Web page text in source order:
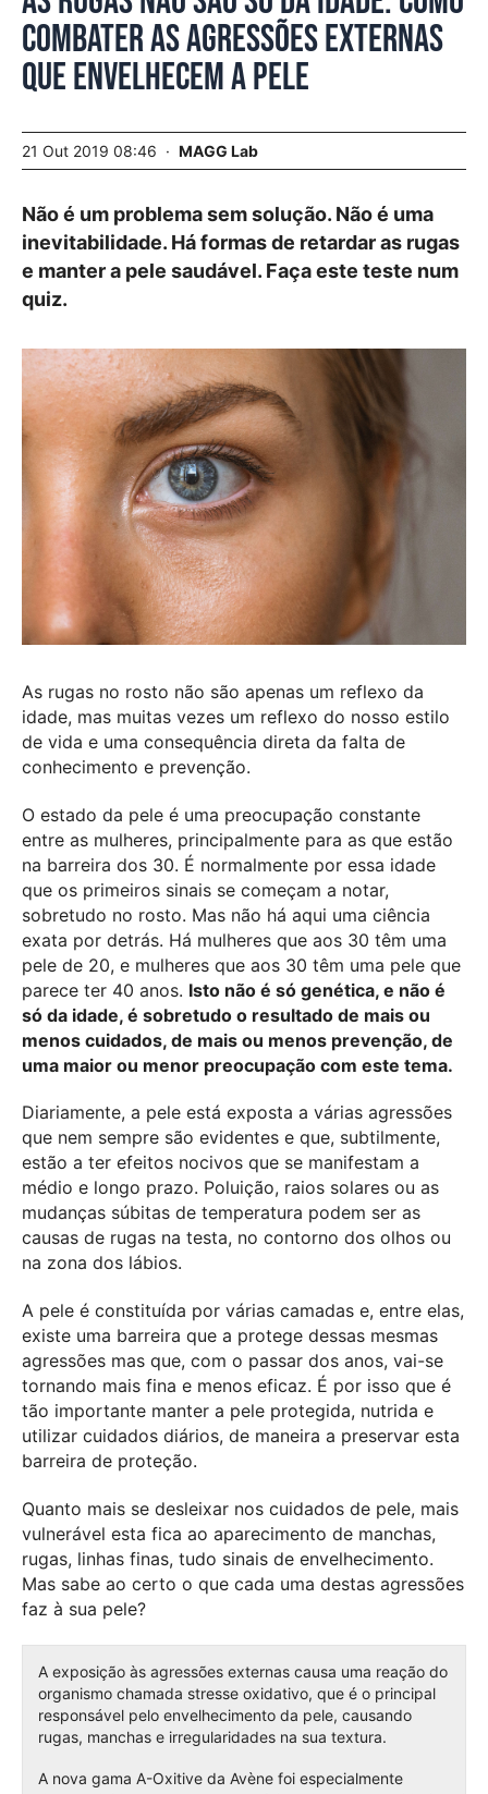
combater as agressões externas
que envelhecem a pele
21 Out 2019 08:46 MAGG Lab
Não é um problema sem solução. Não é uma
inevitabilidade. Há formas de retardar as rugas
e manter a pele saudável. Faça este teste num
quiz.
As rugas no rosto não são apenas um reflexo da
idade, mas muitas vezes um reflexo do nosso estilo
de vida e uma consequência direta da falta de
conhecimento e prevenção.
O estado da pele é uma preocupação constante
entre as mulheres, principalmente para as que estão
na barreira dos 30. É normalmente por essa idade
que os primeiros sinais se começam a notar,
sobretudo no rosto. Mas não há aqui uma ciência
exata por detrás. Há mulheres que aos 30 têm uma
pele de 20, e mulheres que aos 30 têm uma pele que
parece ter 40 anos. Isto não é só genética, e não é
só da idade, é sobretudo o resultado de mais ou
menos cuidados, de mais ou menos prevenção, de
uma maior ou menor preocupação com este tema.
Diariamente, a pele está exposta a várias agressões
que nem sempre são evidentes e que, subtilmente,
estão a ter efeitos nocivos que se manifestam a
médio e longo prazo. Poluição, raios solares ou as
mudanças súbitas de temperatura podem ser as
causas de rugas na testa, no contorno dos olhos ou
na zona dos lábios.
A pele é constituída por várias camadas e, entre elas,
existe uma barreira que a protege dessas mesmas
agressões mas que, com o passar dos anos, vai-se
tornando mais fina e menos eficaz. É por isso que é
tão importante manter a pele protegida, nutrida e
utilizar cuidados diários, de maneira a preservar esta
barreira de proteção.
Quanto mais se desleixar nos cuidados de pele, mais
vulnerável esta fica ao aparecimento de manchas,
rugas, linhas finas, tudo sinais de envelhecimento.
Mas sabe ao certo o que cada uma destas agressões
faz à sua pele?
A exposição às agressões externas causa uma reação do
organismo chamada stresse oxidativo, que é o principal
responsável pelo envelhecimento da pele, causando
rugas, manchas e irregularidades na sua textura.
A nova gama A-Oxitive da Avène foi especialmente